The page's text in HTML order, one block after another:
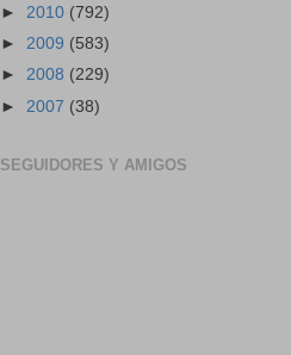
► 2010 (792)
► 2009 (583)
► 2008 (229)
► 2007 (38)
SEGUIDORES Y AMIGOS